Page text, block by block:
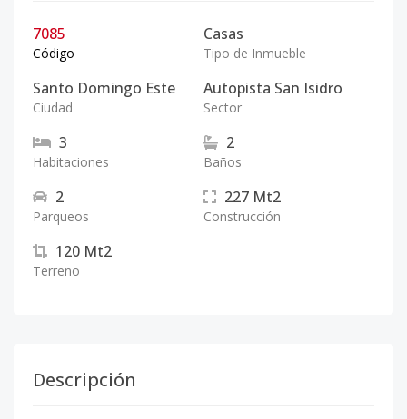
7085
Código
Casas
Tipo de Inmueble
Santo Domingo Este
Ciudad
Autopista San Isidro
Sector
3
Habitaciones
2
Baños
2
Parqueos
227 Mt2
Construcción
120 Mt2
Terreno
Descripción